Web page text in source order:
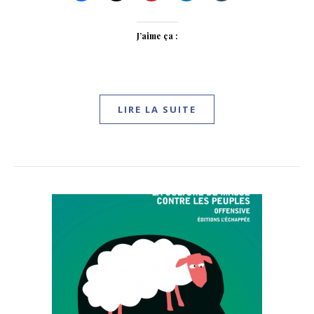
J’aime ça :
LIRE LA SUITE